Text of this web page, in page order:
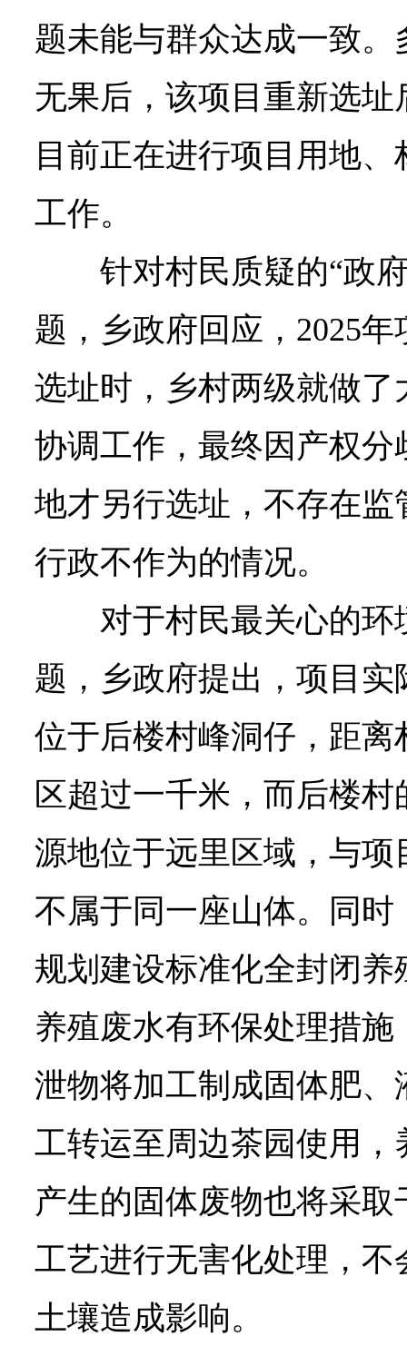
题未能与群众达成一致。
无果后，该项目重新选址
目前正在进行项目用地、
工作。
针对村民质疑的“政
题，乡政府回应，2025年
选址时，乡村两级就做了
协调工作，最终因产权分
地才另行选址，不存在监
行政不作为的情况。
对于村民最关心的环
题，乡政府提出，项目实
位于后楼村峰洞仔，距离
区超过一千米，而后楼村
源地位于远里区域，与项
不属于同一座山体。同时
规划建设标准化全封闭养
养殖废水有环保处理措施
泄物将加工制成固体肥、
工转运至周边茶园使用，
产生的固体废物也将采取
工艺进行无害化处理，不
土壤造成影响。